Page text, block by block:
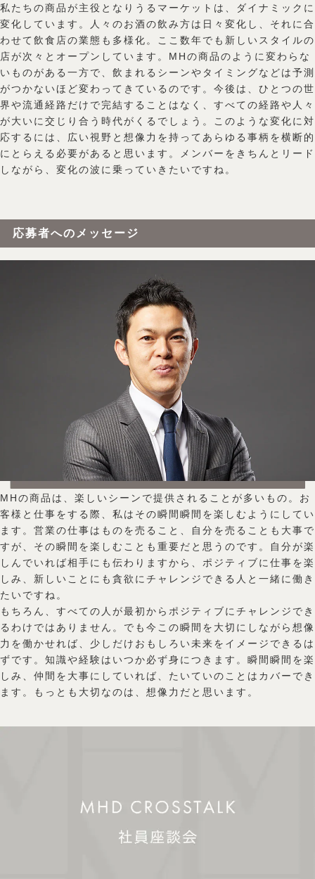
私たちの商品が主役となりうるマーケットは、ダイナミックに
変化しています。人々のお酒の飲み方は日々変化し、それに合
わせて飲食店の業態も多様化。ここ数年でも新しいスタイルの
店が次々とオープンしています。MHの商品のように変わらな
いものがある一方で、飲まれるシーンやタイミングなどは予測
がつかないほど変わってきているのです。今後は、ひとつの世
界や流通経路だけで完結することはなく、すべての経路や人々
が大いに交じり合う時代がくるでしょう。このような変化に対
応するには、広い視野と想像力を持ってあらゆる事柄を横断的
にとらえる必要があると思います。メンバーをきちんとリード
しながら、変化の波に乗っていきたいですね。
応募者へのメッセージ
MHの商品は、楽しいシーンで提供されることが多いもの。お
客様と仕事をする際、私はその瞬間瞬間を楽しむようにしてい
ます。営業の仕事はものを売ること、自分を売ることも大事で
すが、その瞬間を楽しむことも重要だと思うのです。自分が楽
しんでいれば相手にも伝わりますから、ポジティブに仕事を楽
しみ、新しいことにも貪欲にチャレンジできる人と一緒に働き
たいですね。
もちろん、すべての人が最初からポジティブにチャレンジでき
るわけではありません。でも今この瞬間を大切にしながら想像
力を働かせれば、少しだけおもしろい未来をイメージできるは
ずです。知識や経験はいつか必ず身につきます。瞬間瞬間を楽
しみ、仲間を大事にしていれば、たいていのことはカバーでき
ます。もっとも大切なのは、想像力だと思います。